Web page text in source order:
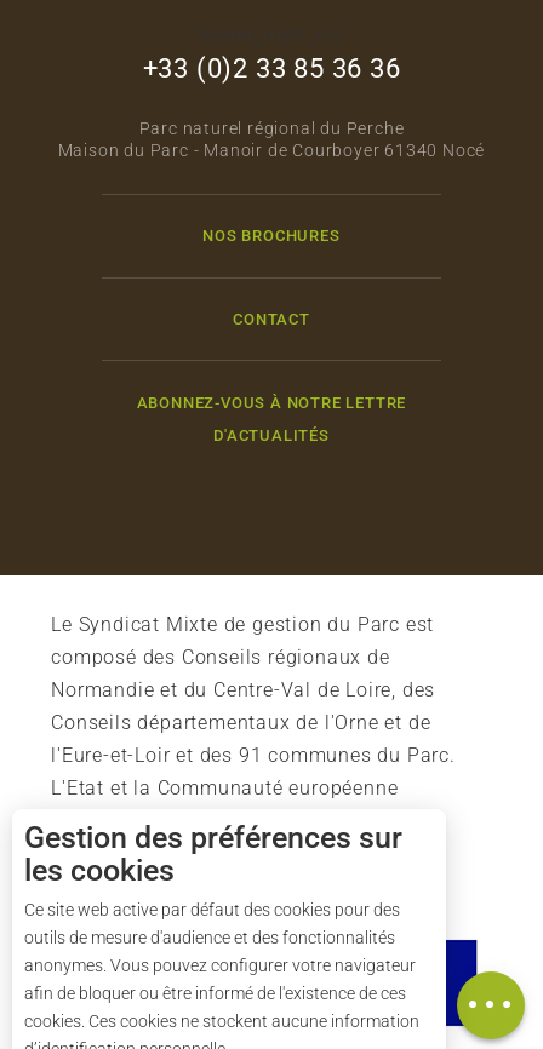
Horaires
Carte
+33 (0)2 33 85 36 36
Parc naturel régional du Perche
Maison du Parc - Manoir de Courboyer 61340 Nocé
NOS BROCHURES
CONTACT
ABONNEZ-VOUS À NOTRE LETTRE
D'ACTUALITÉS
Le Syndicat Mixte de gestion du Parc est
composé des Conseils régionaux de
Normandie et du Centre-Val de Loire, des
Conseils départementaux de l'Orne et de
l'Eure-et-Loir et des 91 communes du Parc.
L'Etat et la Communauté européenne
soutiennent également l'action du Parc.
Gestion des préférences sur
les cookies
Ce site web active par défaut des cookies pour des
outils de mesure d'audience et des fonctionnalités
anonymes. Vous pouvez configurer votre navigateur
afin de bloquer ou être informé de l'existence de ces
cookies. Ces cookies ne stockent aucune information